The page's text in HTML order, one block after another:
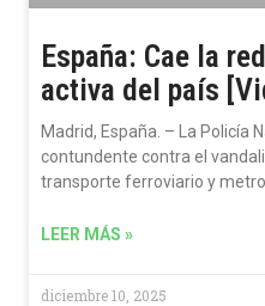
España: Cae la
activa del país
Madrid, España. – La Policía
contundente contra el
transporte ferroviario y
LEER MÁS »
diciembre 10, 2025